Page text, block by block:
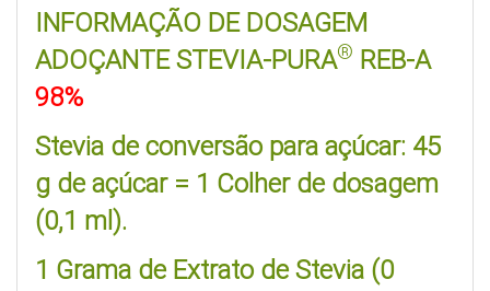
INFORMAÇÃO DE DOSAGEM
ADOÇANTE STEVIA-PURA® REB-A
98%
Stevia de conversão para açúcar: 45
g de açúcar = 1 Colher de dosagem
(0,1 ml).
1 Grama de Extrato de Stevia (0